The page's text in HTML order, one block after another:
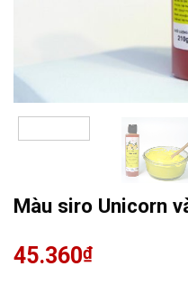
Màu siro Unicorn
45.360₫